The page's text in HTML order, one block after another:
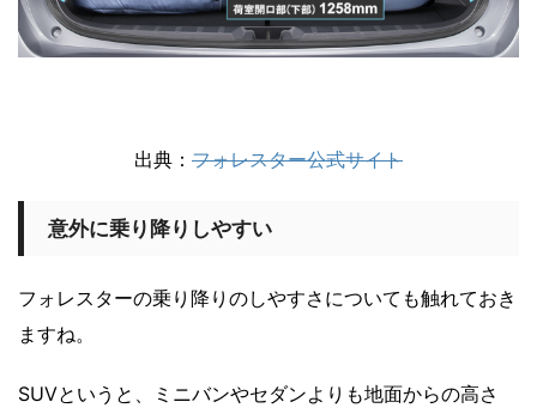
出典： フォレスター公式サイト
意外に乗り降りしやすい
フォレスターの乗り降りのしやすさについても触れておき
ますね。
SUVというと、ミニバンやセダンよりも地面からの高さ